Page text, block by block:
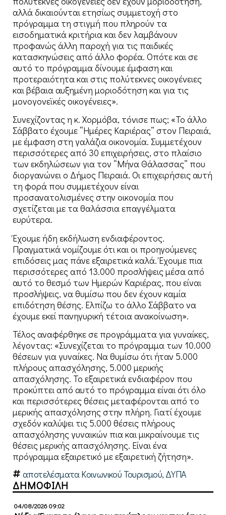
αλλά δικαιούνται ετησίως συμμετοχή στο
πρόγραμμα τη στιγμή που πληρούν τα
εισοδηματικά κριτήρια και δεν λαμβάνουν
προφανώς άλλη παροχή για τις παιδικές
κατασκηνώσεις από άλλο φορέα. Οπότε και σε
αυτό το πρόγραμμα δίνουμε έμφαση και
προτεραιότητα και στις πολύτεκνες οικογένειες
και βέβαια αυξημένη μοριοδότηση και για τις
μονογονεϊκές οικογένειες».
Συνεχίζοντας η κ. Χορμόβα, τόνισε πως; «Το άλλο
Σάββατο έχουμε “Ημέρες Καριέρας” στον Πειραιά,
με έμφαση στη γαλάζια οικονομία. Συμμετέχουν
περισσότερες από 30 επιχειρήσεις, στο πλαίσιο
των εκδηλώσεων για τον “Μήνα Θάλασσας” που
διοργανώνει ο Δήμος Πειραιά. Οι επιχειρήσεις αυτή
τη φορά που συμμετέχουν είναι
προσανατολισμένες στην οικονομία που
σχετίζεται με τα θαλάσσια επαγγέλματα
ευρύτερα.
Έχουμε ήδη εκδήλωση ενδιαφέροντος.
Πραγματικά νομίζουμε ότι και οι προηγούμενες
επιδόσεις μας πάνε εξαιρετικά καλά. Έχουμε πια
περισσότερες από 13.000 προσλήψεις μέσα από
αυτό το θεσμό των Ημερών Καριέρας, που είναι
προσλήψεις, να θυμίσω που δεν έχουν καμία
επιδότηση θέσης. Ελπίζω το άλλο Σάββατο να
έχουμε εκεί πανηγυρική τέτοια ανακοίνωση».
Τέλος αναφέρθηκε σε προγράμματα για γυναίκες,
λέγοντας: «Συνεχίζεται το πρόγραμμα των 10.000
θέσεων για γυναίκες. Να θυμίσω ότι ήταν 5.000
πλήρους απασχόλησης, 5.000 μερικής
απασχόλησης. Το εξαιρετικά ενδιαφέρον που
προκύπτει από αυτό το πρόγραμμα είναι ότι όλο
και περισσότερες θέσεις μεταφέρονται από το
μερικής απασχόλησης στην πλήρη. Γιατί έχουμε
σχεδόν καλύψει τις 5.000 θέσεις πλήρους
απασχόλησης γυναικών πια και μικραίνουμε τις
θέσεις μερικής απασχόλησης. Είναι ένα
πρόγραμμα εξαιρετικό με εξαιρετική ζήτηση».
αποτελέσματα Κοινωνικού Τουρισμού, ΔΥΠΑ
ΔΗΜΟΦΙΛΗ
04/08/2026 09:02